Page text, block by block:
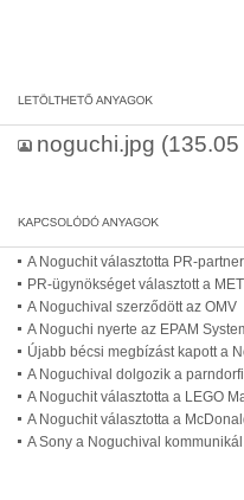
noguchi.jpg (135.05
A Noguchit választotta PR-
PR-ügynökséget választott a
A Noguchival szerződött az OMV
A Noguchi nyerte az EPAM
Újabb bécsi megbízást kapott a
A Noguchival dolgozik a
A Noguchit választotta a LEGO
A Noguchit választotta a
A Sony a Noguchival kommunikál